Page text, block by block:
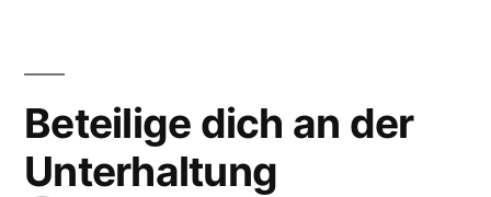
Beteilige dich an der
Unterhaltung